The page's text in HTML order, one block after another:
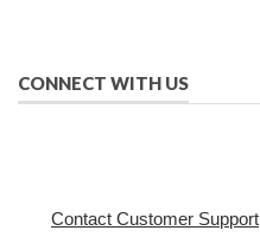
CONNECT WITH US
Contact Customer Support